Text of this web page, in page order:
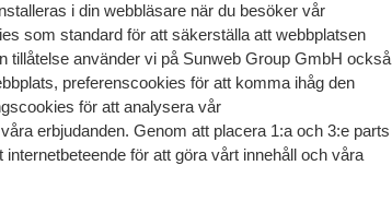
i din webbläsare när du besöker vår
som standard för att säkerställa att webbplatsen
tillåtelse använder vi på Sunweb Group GmbH också
preferenscookies för att komma ihåg den
för att analysera vår
erbjudanden. Genom att placera 1:a och 3:e parts
för att göra vårt innehåll och våra
av vår produkt.Mer om recensioner